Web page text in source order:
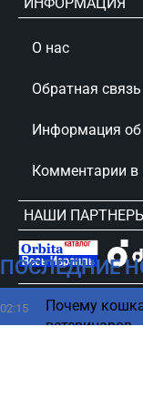
ПОСЛЕДНИЕ
02:15
Почему
ветеринаров
О нас
Обратная связь
Информация об
Комментарии в
НАШИ ПАРТНЕРЫ
сursorinfo.co.il ©